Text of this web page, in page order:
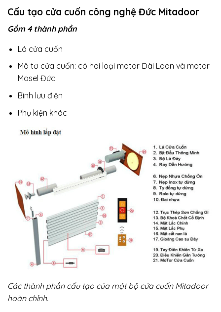
Cấu tạo cửa cuốn công nghệ Đức Mitadoor
Gồm 4 thành phần
Lá cửa cuốn
Mô tơ cửa cuốn: có hai loại motor Đài Loan và motor
Mosel Đức
Bình lưu điện
Phụ kiện khác
Các thành phần cấu tạo của một bộ cửa cuốn Mitadoor
hoàn chỉnh.